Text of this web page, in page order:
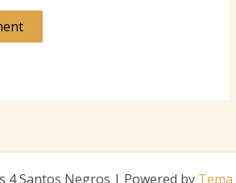
4 Santos Negros | Powered by Tema